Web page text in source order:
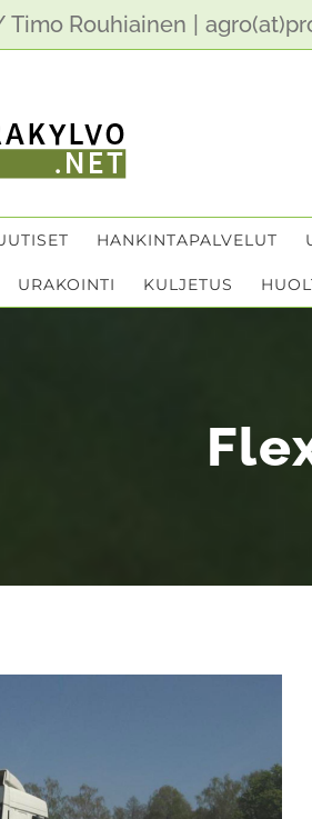
Timo Rouhiainen
HANKINTAPALVELUT
URAKOINTI KULJETUS